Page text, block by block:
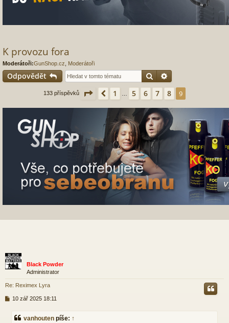
K provozu fora
Moderátoři:GunShop.cz Moderátoři
Odpovědět Hledat
133 příspěvků Stránka z9
Předchozí
1 5 6 7 8 9
Black Powder
Administrator
Re: Reximex Lyra
P10 zář 2025 18:11
vanhouten píše: ↑